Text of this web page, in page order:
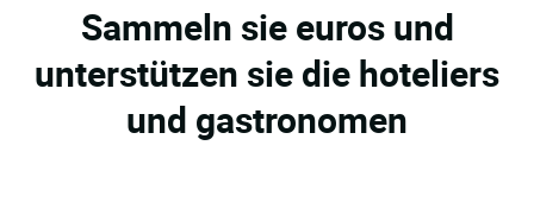
Sammeln sie euros und
unterstützen sie die hoteliers
und gastronomen